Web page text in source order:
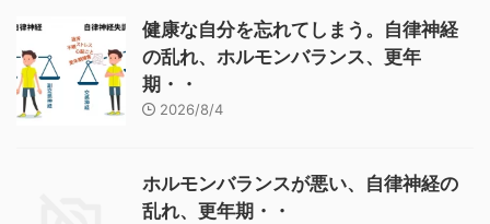
健康な自分を忘れてしまう。自律神経
の乱れ、ホルモンバランス、更年
期・・
2026/8/4
ホルモンバランスが悪い、自律神経の
乱れ、更年期・・